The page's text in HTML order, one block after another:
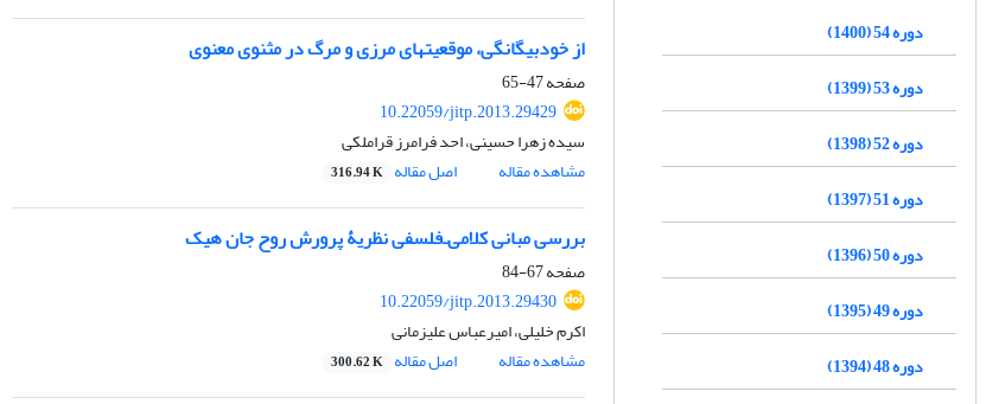
از خودبیگانگی، موقعیتهای مرزی و مرگ در مثنوی معنوی
صفحه47-65
10.22059/jitp.2013.29429
سیده زهرا حسینی، احد فرامرز قراملکی
مشاهده مقاله
اصل مقاله 316.94 K
بررسی مبانی کلامی‌ـ‌فلسفی نظریۀ پرورش روح جان هیک
صفحه67-84
10.22059/jitp.2013.29430
اکرم خلیلی، امیرعباس علیزمانی
مشاهده مقاله
اصل مقاله 300.62 K
دوره 54 (1400)
دوره 53 (1399)
دوره 52 (1398)
دوره 51 (1397)
دوره 50 (1396)
دوره 49 (1395)
دوره 48 (1394)